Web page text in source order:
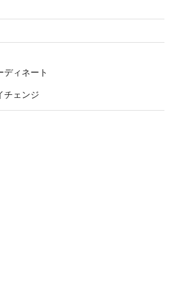
ディネート
チェンジ